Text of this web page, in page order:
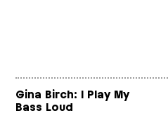
Gina Birch: I Play My
Bass Loud